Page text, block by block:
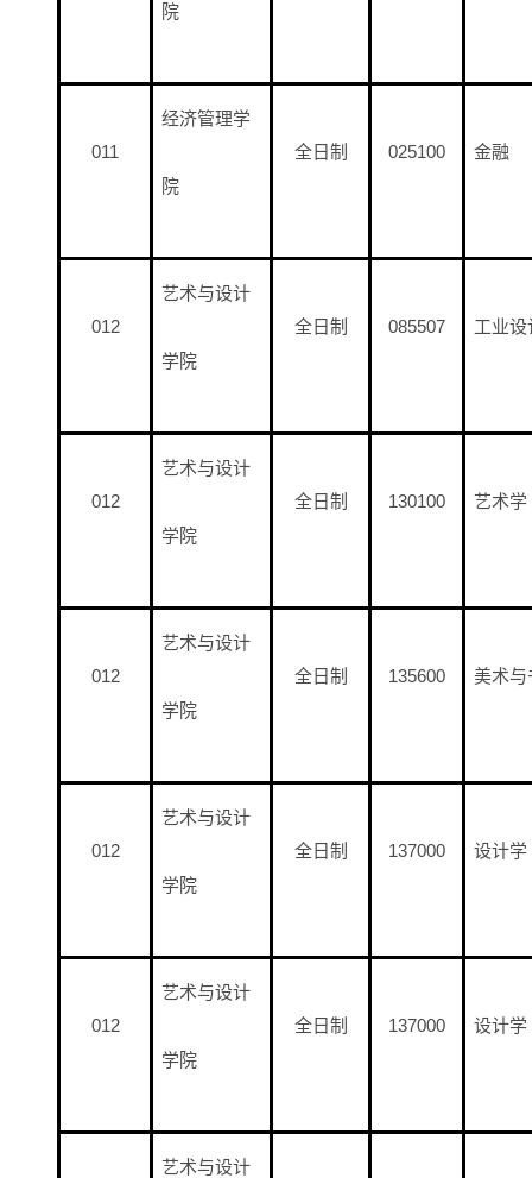
院
011
经济管理学
院
全日制 025100 金融
012
艺术与设计
学院
全日制 085507 工业
012
艺术与设计
学院
全日制 130100 艺术学
012
艺术与设计
学院
全日制 135600 美术与
012
艺术与设计
学院
全日制 137000 设计学
012
艺术与设计
学院
全日制 137000 设计学
艺术与设计